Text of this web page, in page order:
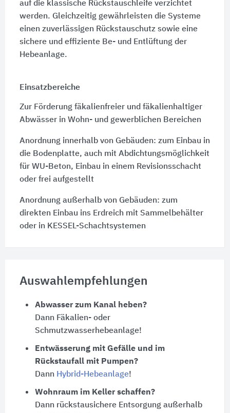
auf die klassische Rückstauschleife verzichtet
werden. Gleichzeitig gewährleisten die Systeme
einen zuverlässigen Rückstauschutz sowie eine
sichere und effiziente Be- und Entlüftung der
Hebeanlage.
Einsatzbereiche
Zur Förderung fäkalienfreier und fäkalienhaltiger
Abwässer in Wohn-und gewerblichen Bereichen
Anordnung innerhalb von Gebäuden: zum Einbau in
die Bodenplatte, auch mit Abdichtungsmöglichkeit
für WU-Beton, Einbau in einem Revisionsschacht
oder frei aufgestellt
Anordnung außerhalb von Gebäuden: zum
direkten Einbau ins Erdreich mit Sammelbehälter
oder in KESSEL-Schachtsystemen
Auswahlempfehlungen
Abwasser zum Kanal heben?
Dann Fäkalien- oder
Schmutzwasserhebeanlage!
Entwässerung mit Gefälle und im
Rückstaufall mit Pumpen?
Dann Hybrid-Hebeanlage!
Wohnraum im Keller schaffen?
Dann rückstausichere Entsorgung außerhalb